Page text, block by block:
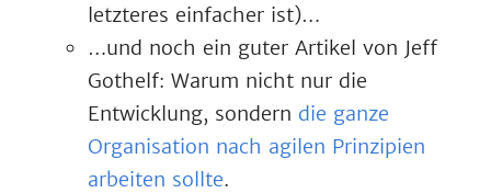
letzteres einfacher ist)…
…und noch ein guter Artikel von Jeff
Gothelf: Warum nicht nur die
Entwicklung, sondern die ganze
Organisation nach agilen Prinzipien
arbeiten sollte.